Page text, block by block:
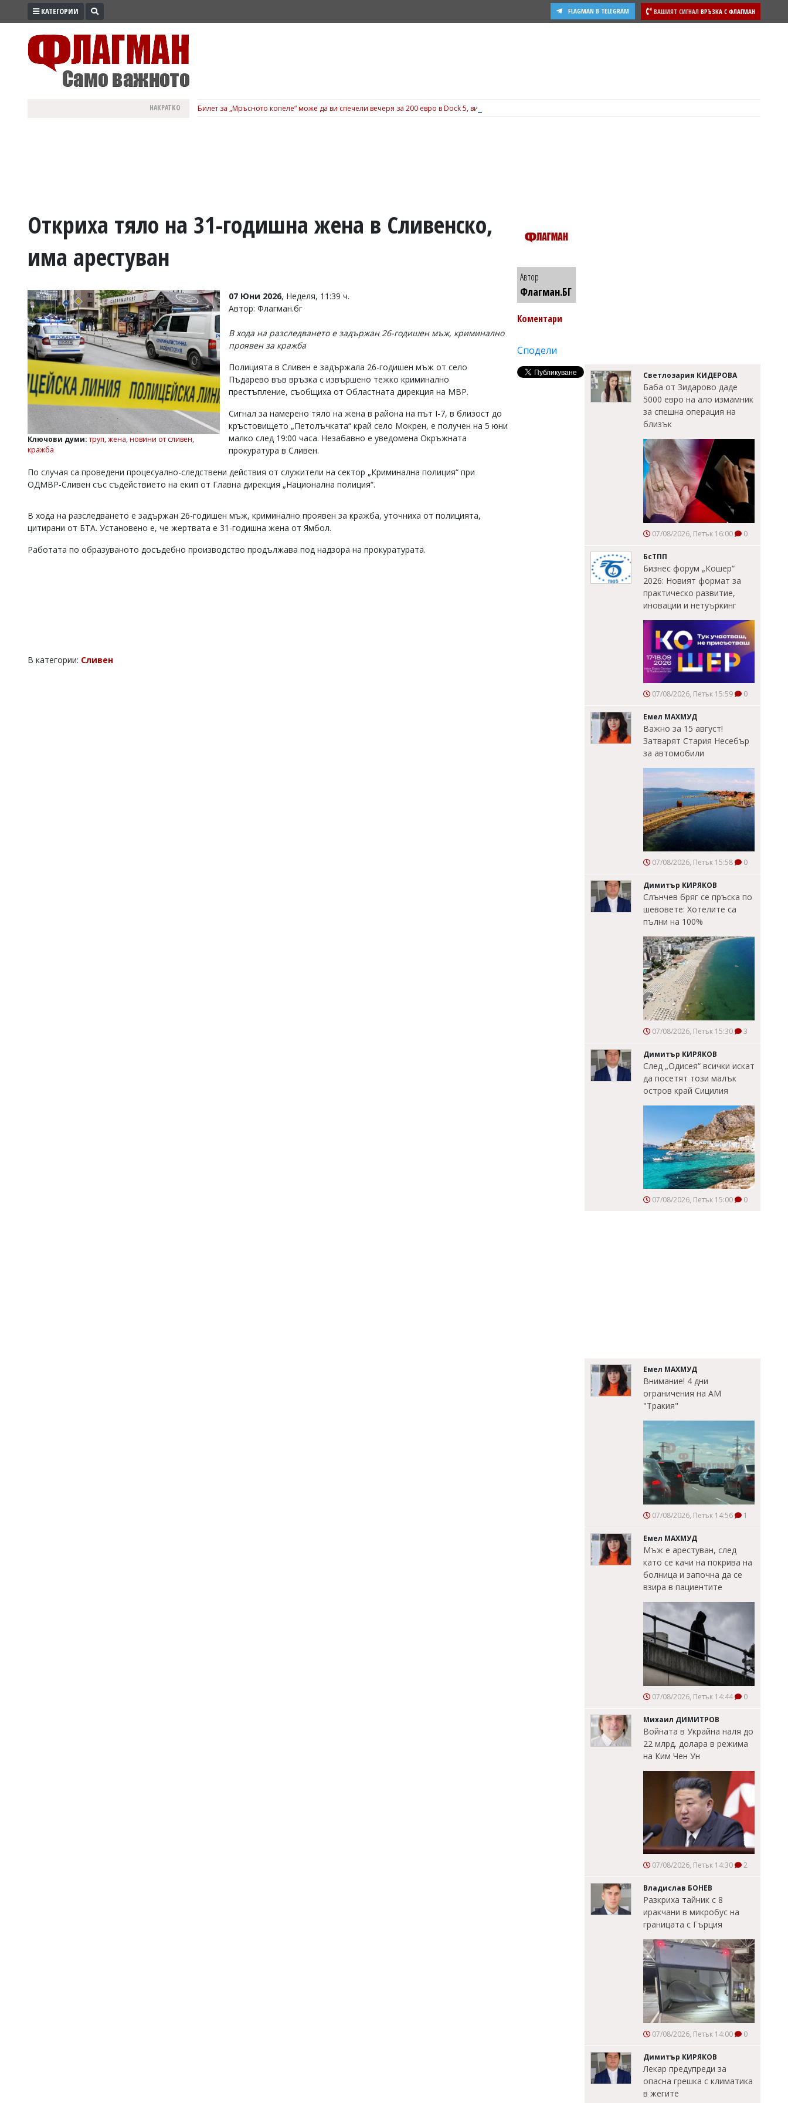
ПРОМО
ВОЙНАТА
УКРАЙНА
РАЗСЛЕДВАНЕ
БИЗНЕС
Веселин
Василев,
v.vasilev@flagman.bg
Касабова,
k.kassabova@flagman.bg
редактор:
office@flagman.bg
КАТЕГОРИИ ВАШИЯТ СИГНАЛ ВРЪЗКА С ФЛАГМАН
FLAGMAN В TELEGRAM
НАКРАТКО Билет за „Мръсното копеле“ може да ви спечели вечеря за 200 евро в Dock 5, вижте подробности
Откриха тяло на 31-годишна жена в Сливенско,
има арестуван
Ключови думи:труп, жена, новини от сливен,
кражба
07 Юни 2026, Неделя, 11:39 ч.
Автор: Флагман.бг
В хода на разследването е задържан 26-годишен мъж, криминално
проявен за кражба
Полицията в Сливен е задържала 26-годишен мъж от село
Пъдарево във връзка с извършено тежко криминално
престъпление, съобщиха от Областната дирекция на МВР.
Сигнал за намерено тяло на жена в района на път I-7, в близост до
кръстовището „Петолъчката“ край село Мокрен, е получен на 5 юни
малко след 19:00 часа. Незабавно е уведомена Окръжната
прокуратура в Сливен.
По случая са проведени процесуално-следствени действия от служители на сектор „Криминална полиция“ при
ОДМВР-Сливен със съдействието на екип от Главна дирекция „Национална полиция“.
В хода на разследването е задържан 26-годишен мъж, криминално проявен за кражба, уточниха от полицията,
цитирани от БТА. Установено е, че жертвата е 31-годишна жена от Ямбол.
Работата по образуваното досъдебно производство продължава под надзора на прокуратурата.
В категории: Сливен
Автор
Флагман.БГ
Коментари
Сподели
Светлозария КИДЕРОВА
Баба от Зидарово даде
5000 евро на ало измамник
за спешна операция на
близък
07/08/2026, Петък 16:00 0
БсТПП
Бизнес форум „Кошер“
2026: Новият формат за
практическо развитие,
иновации и нетуъркинг
07/08/2026, Петък 15:59 0
Емел МАХМУД
Важно за 15 август!
Затварят Стария Несебър
за автомобили
07/08/2026, Петък 15:58 0
Димитър КИРЯКОВ
Слънчев бряг се пръска по
шевовете: Хотелите са
пълни на 100%
07/08/2026, Петък 15:30 3
Димитър КИРЯКОВ
След „Одисея“ всички искат
да посетят този малък
остров край Сицилия
07/08/2026, Петък 15:00 0
Емел МАХМУД
Внимание! 4 дни
ограничения на АМ
"Тракия"
07/08/2026, Петък 14:56 1
Емел МАХМУД
Мъж е арестуван, след
като се качи на покрива на
болница и започна да се
взира в пациентите
07/08/2026, Петък 14:44 0
Михаил ДИМИТРОВ
Войната в Украйна наля до
22 млрд. долара в режима
на Ким Чен Ун
07/08/2026, Петък 14:30 2
Владислав БОНЕВ
Разкриха тайник с 8
иракчани в микробус на
границата с Гърция
07/08/2026, Петък 14:00 0
Димитър КИРЯКОВ
Лекар предупреди за
опасна грешка с климатика
в жегите